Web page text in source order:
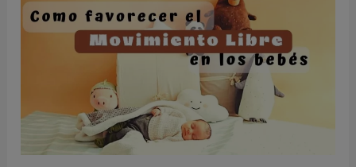
La
importancia
los